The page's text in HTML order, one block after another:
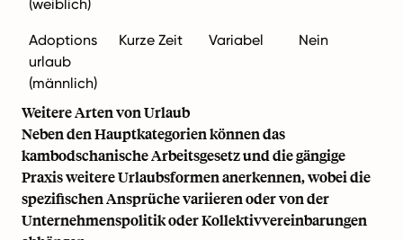
(weiblich)
Adoptions
urlaub
(männlich)
Kurze Zeit Variabel Nein
Weitere Arten von Urlaub
Neben den Hauptkategorien können das
kambodschanische Arbeitsgesetz und die gängige
Praxis weitere Urlaubsformen anerkennen, wobei die
spezifischen Ansprüche variieren oder von der
Unternehmenspolitik oder Kollektivvereinbarungen